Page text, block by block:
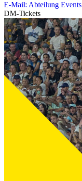
E-Mail: Abteilung Events
DM-Tickets